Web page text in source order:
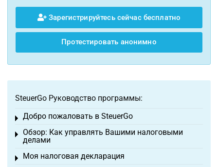
Зарегистрируйтесь сейчас бесплатно
Протестировать анонимно
SteuerGo Руководство программы:
Добро пожаловать в SteuerGo
Toggle menu
Обзор: Как управлять Вашими налоговыми
делами
Toggle menu
Моя налоговая декларация
Toggle menu